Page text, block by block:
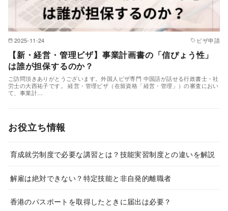
2025-11-24 ビザ申請
【新・経営・管理ビザ】事業計画書の「信ぴょう性」
は誰が担保するのか？
ご訪問頂きありがとうございます。外国人ビザ専門 中国語が話せる行政書士・社
労士の大西祐子です。 経営・管理ビザ（在留資格「経営・管理」）の審査におい
て、事業計…
お役立ち情報
育成就労制度で必要な講習とは？技能実習制度との違いを解説
解雇は絶対できない？特定技能と非自発的離職者
香港のパスポートを取得したときに届出は必要？